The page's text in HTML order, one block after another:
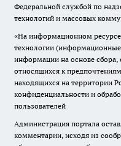
Федеральной службой по
технологий и массовых
«На информационном
технологии
информации на основе сбора,
относящихся к
находящихся на территории
конфиденциальности и
пользователей
Администрация портала
комментарии, исходя из